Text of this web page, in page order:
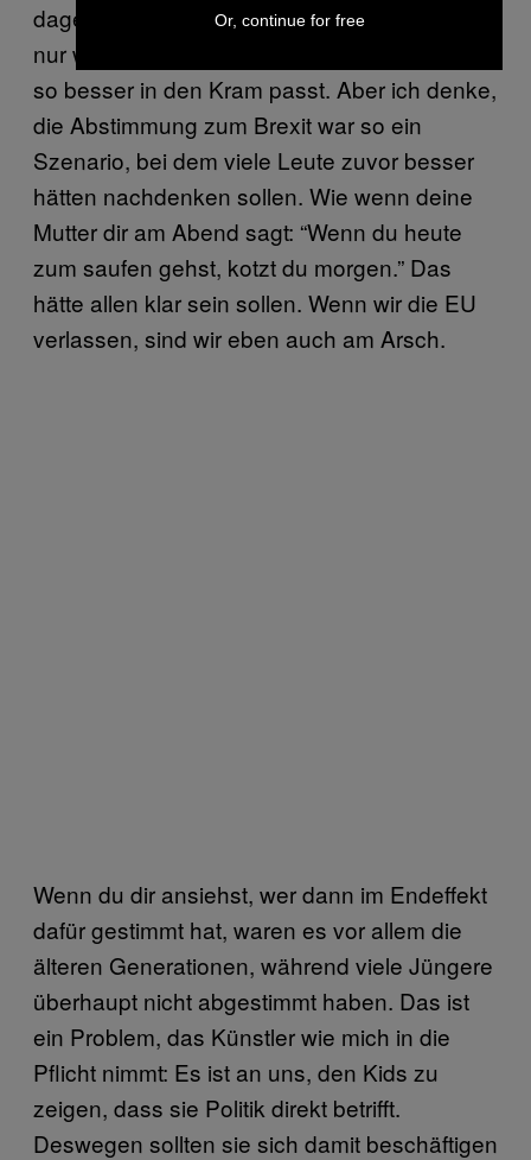
dagegen, dass die Leute abstimmen dürfen,
nur weil damit etwas nicht passiert und es mir
so besser in den Kram passt. Aber ich denke,
die Abstimmung zum Brexit war so ein
Szenario, bei dem viele Leute zuvor besser
hätten nachdenken sollen. Wie wenn deine
Mutter dir am Abend sagt: “Wenn du heute
zum saufen gehst, kotzt du morgen.” Das
hätte allen klar sein sollen. Wenn wir die EU
verlassen, sind wir eben auch am Arsch.
Wenn du dir ansiehst, wer dann im Endeffekt
dafür gestimmt hat, waren es vor allem die
älteren Generationen, während viele Jüngere
überhaupt nicht abgestimmt haben. Das ist
ein Problem, das Künstler wie mich in die
Pflicht nimmt: Es ist an uns, den Kids zu
zeigen, dass sie Politik direkt betrifft.
Deswegen sollten sie sich damit beschäftigen
Or, continue for free